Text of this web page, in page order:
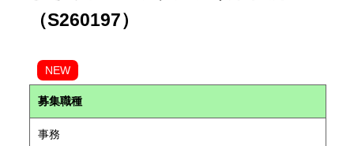
（S260197）
NEW
募集職種
事務